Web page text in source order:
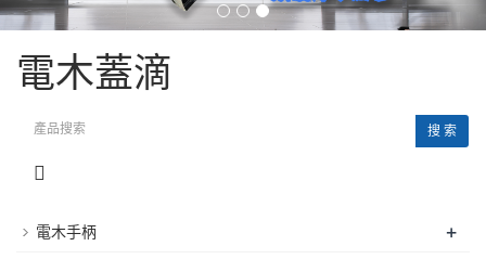
電木蓋滴
搜 索
電木手柄 +